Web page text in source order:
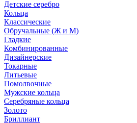
Детские серебро
Кольца
Классические
Обручальные (Ж и М)
Гладкие
Комбинированные
Дизайнерские
Токарные
Литьевые
Помолвочные
Мужские кольца
Серебряные кольца
Золото
Бриллиант